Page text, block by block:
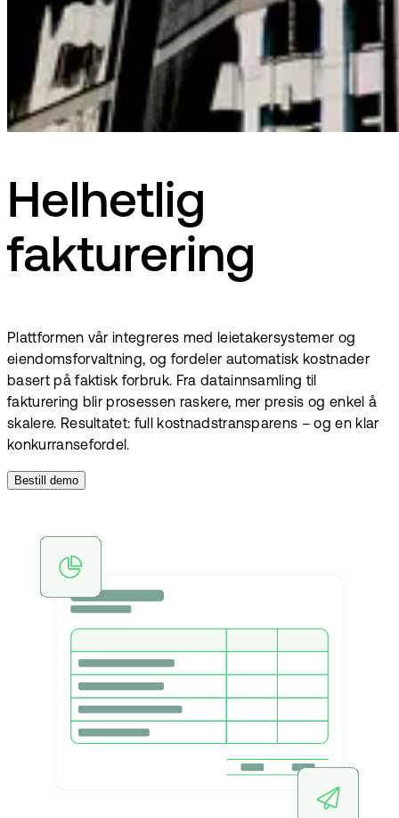
Helhetlig
fakturering
Plattformen vår integreres med leietakersystemer og
eiendomsforvaltning, og fordeler automatisk kostnader
basert på faktisk forbruk. Fra datainnsamling til
fakturering blir prosessen raskere, mer presis og enkel å
skalere. Resultatet: full kostnadstransparens – og en klar
konkurransefordel.
Bestill demo